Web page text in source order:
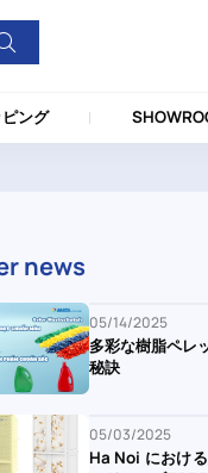
ング
news
05/14/2025
多彩な樹脂ペレ
秘訣
05/03/2025
Ha Noi におけ